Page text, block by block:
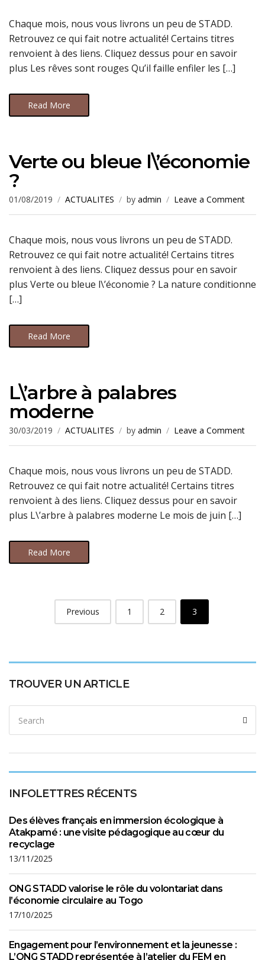
Chaque mois, nous vous livrons un peu de STADD.
Retrouvez ce qui fait notre actualité! Certains titres
renvoient à des liens. Cliquez dessus pour en savoir
plus Les rêves sont rouges Qu’il faille enfiler les […]
Read More
Verte ou bleue l\’économie
?
01/08/2019 ACTUALITES by admin Leave a Comment
Chaque mois, nous vous livrons un peu de STADD.
Retrouvez ce qui fait notre actualité! Certains titres
renvoient à des liens. Cliquez dessus pour en savoir
plus Verte ou bleue l\’économie ? La nature conditionne
[…]
Read More
L\’arbre à palabres
moderne
30/03/2019 ACTUALITES by admin Leave a Comment
Chaque mois, nous vous livrons un peu de STADD.
Retrouvez ce qui fait notre actualité! Certains titres
renvoient à des liens. Cliquez dessus pour en savoir
plus L\’arbre à palabres moderne Le mois de juin […]
Read More
Previous 1 2 3
TROUVER UN ARTICLE
INFOLETTRES RÉCENTS
Des élèves français en immersion écologique à
Atakpamé : une visite pédagogique au cœur du
recyclage
13/11/2025
ONG STADD valorise le rôle du volontariat dans
l’économie circulaire au Togo
17/10/2025
Engagement pour l’environnement et la jeunesse :
L’ONG STADD représentée à l’atelier du FEM en